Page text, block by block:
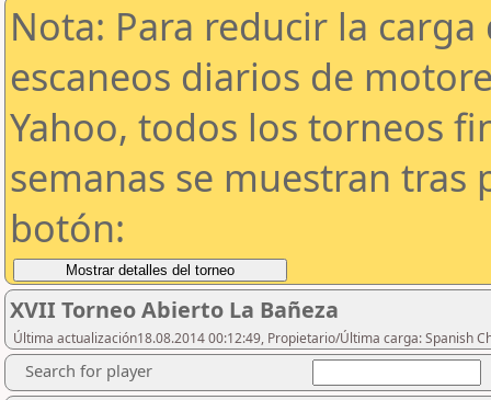
Nota: Para reducir la
escaneos diarios de
Yahoo, todos los torneos
semanas se muestran tras
botón:
XVII Torneo Abierto La Bañeza
Última actualización18.08.2014 00:12:49, Propietario/Última carga: Spanish
Search for player